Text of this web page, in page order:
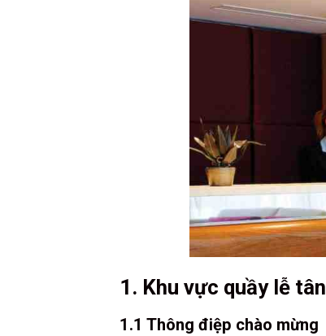
1. Khu vực quầy lễ tân
1.1 Thông điệp chào mừng